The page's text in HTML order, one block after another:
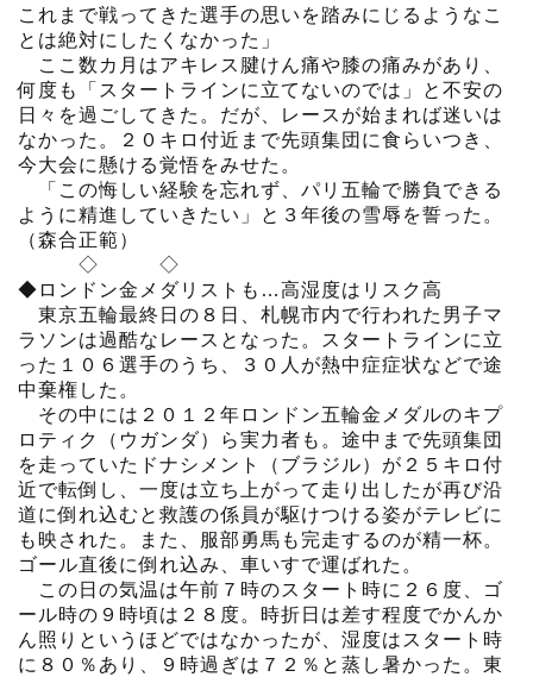
これまで戦ってきた選手の思いを踏みにじるようなこ
とは絶対にしたくなかった」
ここ数カ月はアキレス腱けん痛や膝の痛みがあり、
何度も「スタートラインに立てないのでは」と不安の
日々を過ごしてきた。だが、レースが始まれば迷いは
なかった。２０キロ付近まで先頭集団に食らいつき、
今大会に懸ける覚悟をみせた。
「この悔しい経験を忘れず、パリ五輪で勝負できる
ように精進していきたい」と３年後の雪辱を誓った。
（森合正範）
◇ ◇
◆ロンドン金メダリストも…高湿度はリスク高
東京五輪最終日の８日、札幌市内で行われた男子マ
ラソンは過酷なレースとなった。スタートラインに立
った１０６選手のうち、３０人が熱中症症状などで途
中棄権した。
その中には２０１２年ロンドン五輪金メダルのキプ
ロティク（ウガンダ）ら実力者も。途中まで先頭集団
を走っていたドナシメント（ブラジル）が２５キロ付
近で転倒し、一度は立ち上がって走り出したが再び沿
道に倒れ込むと救護の係員が駆けつける姿がテレビに
も映された。また、服部勇馬も完走するのが精一杯。
ゴール直後に倒れ込み、車いすで運ばれた。
この日の気温は午前７時のスタート時に２６度、ゴ
ール時の９時頃は２８度。時折日は差す程度でかんか
ん照りというほどではなかったが、湿度はスタート時
に８０％あり、９時過ぎは７２％と蒸し暑かった。東